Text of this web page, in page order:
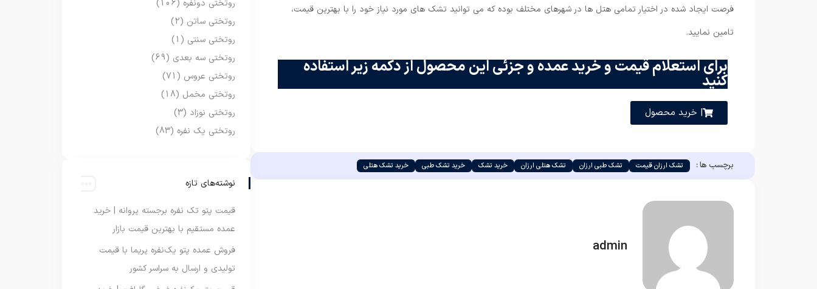
فرصت ایجاد شده در اختیار تمامی هتل ها در شهرهای مختلف بوده که می توانید تشک های مورد نیاز خود را با بهترین قیمت،
تامین نمایید.
برای استعلام قیمت و خرید عمده و جزئی این محصول از دکمه زیر استفاده
کنید
| خرید محصول
برچسب ها : تشک ارزان قیمت تشک طبی ارزان تشک هتلی ارزان خرید تشک خرید تشک طبی خرید تشک هتلی
admin
روتختی دونفره (106)
روتختی ساتن (2)
روتختی سنتی (1)
روتختی سه بعدی (69)
روتختی عروس (71)
روتختی مخمل (18)
روتختی نوزاد (3)
روتختی یک نفره (83)
نوشته‌های تازه
قیمت پتو تک نفره برجسته پروانه | خرید
عمده مستقیم با بهترین قیمت بازار
فروش عمده پتو یک‌نفره پریما با قیمت
تولیدی و ارسال به سراسر کشور